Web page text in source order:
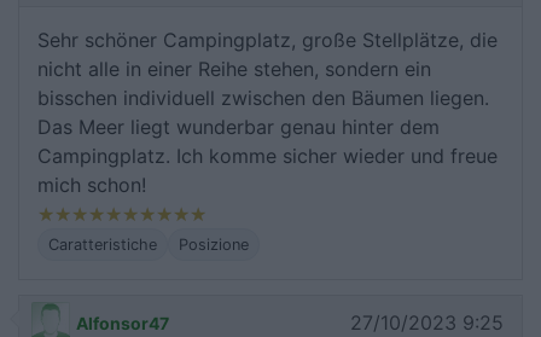
Sehr schöner Campingplatz, große Stellplätze, die
nicht alle in einer Reihe stehen, sondern ein
bisschen individuell zwischen den Bäumen liegen.
Das Meer liegt wunderbar genau hinter dem
Campingplatz. Ich komme sicher wieder und freue
mich schon!
Caratteristiche Posizione
Alfonsor47 27/10/2023 9:25